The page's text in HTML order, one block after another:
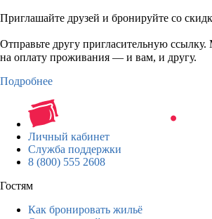
Приглашайте друзей и бронируйте со
Отправьте другу пригласительную
на оплату проживания — и вам, и другу.
Подробнее
Личный кабинет
Служба поддержки
8 (800) 555 2608
Гостям
Как бронировать жильё